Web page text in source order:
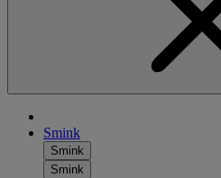
Smink
Smink
Smink